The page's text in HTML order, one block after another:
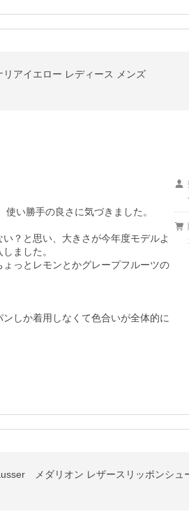
アイエロー レディース メンズ
い勝手の良さに気づきました。
？と思い、大きさが今年度モデルよ
ました。
っとレモンとかグレープフルーツの
しか着用しなくて色合いが全体的に
メダリオン レザースリッポンシュ